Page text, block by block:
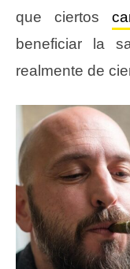
que ciertos
beneficiar la
realmente de